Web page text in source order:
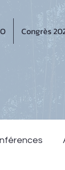
Congrès